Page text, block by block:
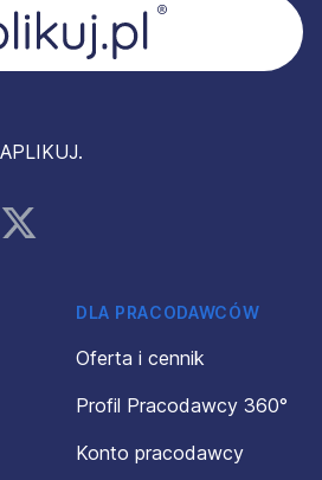
Instagram
DLA PRACODAWCÓW
Oferta i cennik
Profil Pracodawcy 360°
Konto pracodawcy